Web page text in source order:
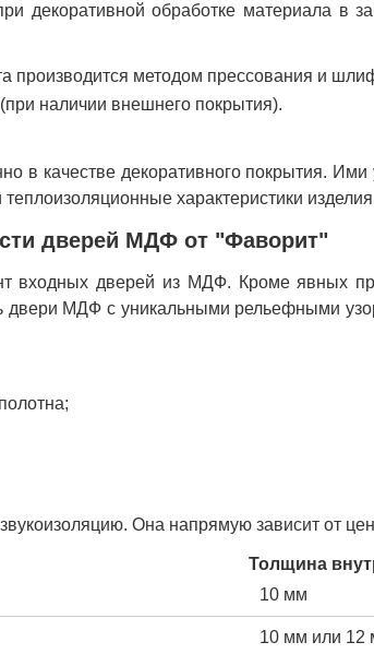
декоративной обработке материала в
производится методом прессования и
наличии внешнего покрытия).
в качестве декоративного покрытия.
характеристики
дверей МДФ от "Фаворит"
входных дверей из МДФ. Кроме явных
двери МДФ с уникальными рельефными
Она напрямую зависит от
Толщина
10 мм
10 мм или 12